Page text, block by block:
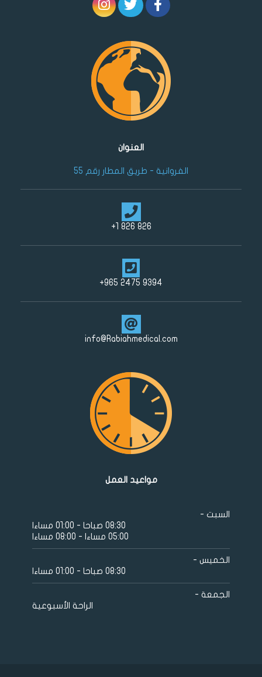
العنوان
الفروانية - طريق المطار رقم 55
826 826 1+
9394 2475 965+
info@Rabiahmedical.com
مواعيد العمل
السبت -
08:30 صباحا - 01:00 مساءا
05:00 مساءا - 08:00 مساءا
الخميس -
08:30 صباحا - 01:00 مساءا
الجمعة -
الراحة الأسبوعية